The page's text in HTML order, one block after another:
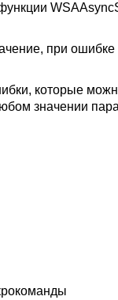
при ошибке
которые
значении